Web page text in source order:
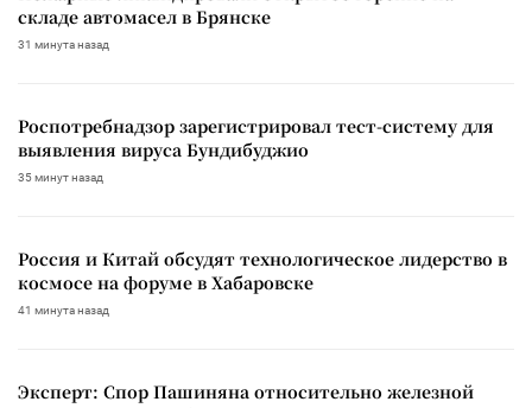
складе автомасел в Брянске
31 минута назад
Роспотребнадзор зарегистрировал тест-систему для
выявления вируса Бундибуджио
35 минут назад
Россия и Китай обсудят технологическое лидерство в
космосе на форуме в Хабаровске
41 минута назад
Эксперт: Спор Пашиняна относительно железной